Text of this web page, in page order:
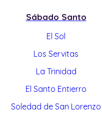
Sábado Santo
El Sol
Los Servitas
La Trinidad
El Santo Entierro
Soledad de San Lorenzo